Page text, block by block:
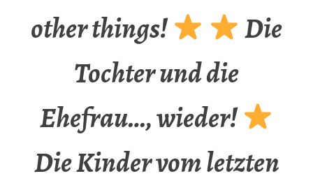
other things!
Die
Tochter und die
Ehefrau…, wieder!
Die Kinder vom letzten